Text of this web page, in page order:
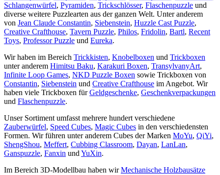
Schlangenwürfel, Pyramiden, Trickschlösser, Flaschenpuzzle und
diverse weitere Puzzlearten aus der ganzen Welt. Unter anderem
von Jean Claude Constantin, Siebenstein, Huzzle Cast Puzzle,
Creative Crafthouse, Tavern Puzzle, Philos, Fridolin, Bartl, Recent
Toys, Professor Puzzle und Eureka.
Wir haben im Bereich Trickkisten, Knobelboxen und Trickboxen
unter anderem Himitsu Baku, Karakuri Boxen, TransylvanyArt,
Infinite Loop Games, NKD Puzzle Boxen sowie Trickboxen von
Constantin, Siebenstein und Creative Crafthouse im Angebot. Wir
haben viele Trickboxen fürGeldgeschenke, Geschenkverpackungen
und Flaschenpuzzle.
Unser Sortiment umfasst mehrere hundert verschiedene
Zauberwürfel, Speed Cubes, Magic Cubes in den verschiedensten
Formen. Wir führen unter anderem Cubes der Marken MoYu, QiYi,
ShengShou, Meffert, Cubbing Classroom, Dayan, LanLan,
Ganspuzzle, Fanxin und YuXin.
Im Bereich 3D-Modellbau haben wirMechanische Holzbausätze